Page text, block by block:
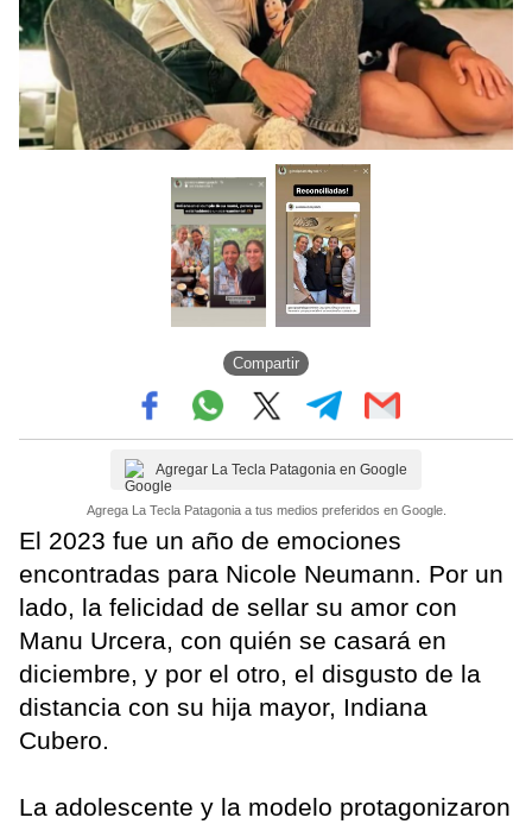
Compartir
Agregar La Tecla Patagonia en Google
Agrega La Tecla Patagonia a tus medios preferidos en Google.
El 2023 fue un año de emociones
encontradas para Nicole Neumann. Por un
lado, la felicidad de sellar su amor con
Manu Urcera, con quién se casará en
diciembre, y por el otro, el disgusto de la
distancia con su hija mayor, Indiana
Cubero.
La adolescente y la modelo protagonizaron